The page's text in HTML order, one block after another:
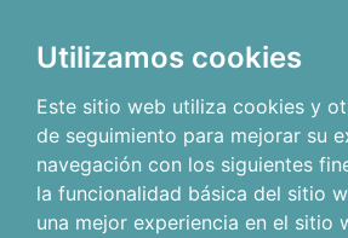
Utilizamos cookies
Este sitio web utiliza cookies y
de seguimiento para mejorar su
navegación con los siguientes
la funcionalidad básica del sitio
una mejor experiencia en el sitio